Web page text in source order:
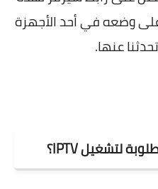
وضعه في أحد الأجهزة
عنها.
لتشغيلIPTV؟